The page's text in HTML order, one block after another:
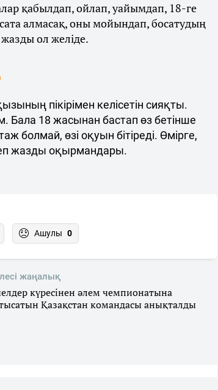
қабылдап, ойлап, уайымдап, 18-ге
алмасақ, оны мойындап, босатудың
ол желіде.
пікірімен келісетін сияқты.
Бала 18 жасынан бастап өз бетінше
болмай, өзі оқуын бітіреді. Өмірге,
жазды оқырмандары.
Ашулы 0
жаңалық
күресінен әлем чемпионатына
Қазақстан командасы анықталды